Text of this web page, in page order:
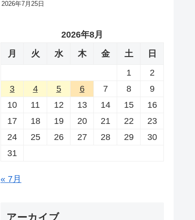
2026年7月25日
2026年8月
月
火 水 木 金 土
日
1
2
3
4 5 6 7 8
9
10
11 12 13 14 15
16
17
18 19 20 21 22
23
24
25 26 27 28 29
30
31
« 7月
アーカイブ